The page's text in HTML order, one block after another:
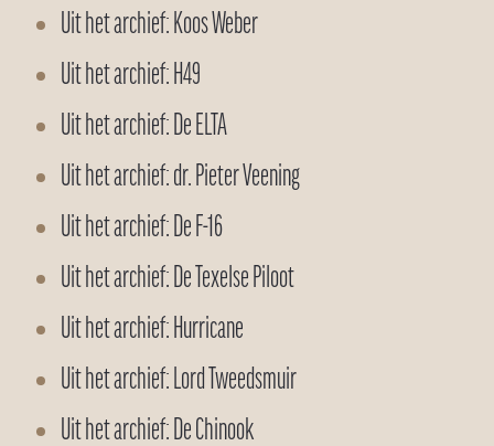
Uit het archief: Koos Weber
Uit het archief: H49
Uit het archief: De ELTA
Uit het archief: dr. Pieter Veening
Uit het archief: De F-16
Uit het archief: De Texelse Piloot
Uit het archief: Hurricane
Uit het archief: Lord Tweedsmuir
Uit het archief: De Chinook